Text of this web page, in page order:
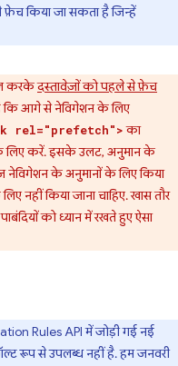
किया जा सकता है जिन्हें
करकेदस्तावेज़ों को पहले से फ़ेच
कि आगे से नेविगेशन के लिए
rel="prefetch">का
लिए करें. इसके उलट, अनुमान के
नेविगेशन के अनुमानों के लिए किया
नहीं किया जाना चाहिए. खास तौर
को ध्यान में रखते हुए ऐसा
Rules API में जोड़ी गई नई
रूप से उपलब्ध नहीं है. हम जनवरी